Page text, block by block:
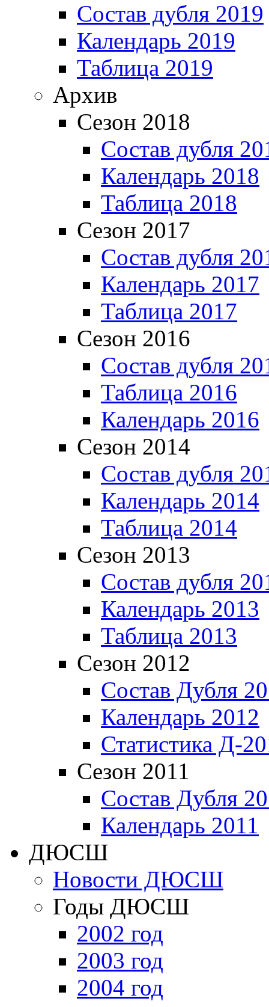
Состав дубля 2019
Календарь 2019
Таблица 2019
Архив
Сезон 2018
Состав дубля
Календарь 2018
Таблица 2018
Сезон 2017
Состав дубля
Календарь 2017
Таблица 2017
Сезон 2016
Состав дубля
Таблица 2016
Календарь 2016
Сезон 2014
Состав дубля
Календарь 2014
Таблица 2014
Сезон 2013
Состав дубля
Календарь 2013
Таблица 2013
Сезон 2012
Состав Дубля
Календарь 2012
Статистика Д-
Сезон 2011
Состав Дубля
Календарь 2011
ДЮСШ
Новости ДЮСШ
Годы ДЮСШ
2002 год
2003 год
2004 год